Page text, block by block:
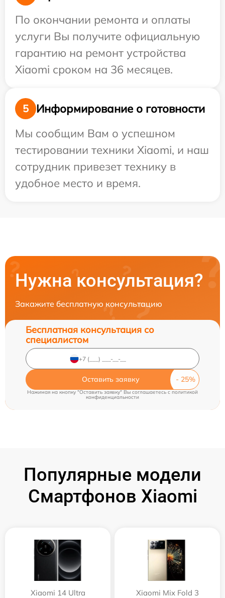
По окончании ремонта и оплаты
услуги Вы получите официальную
гарантию на ремонт устройства
Xiaomi сроком на 36 месяцев.
5
Информирование о готовности
Мы сообщим Вам о успешном
тестировании техники Xiaomi, и наш
сотрудник привезет технику в
удобное место и время.
Нужна консультация?
Закажите бесплатную консультацию
Бесплатная консультация со
специалистом
Оставить заявку
Нажимая на кнопку "Оставить заявку" Вы соглашаетесь cполитикой
конфиденциальности
Популярные модели
Смартфонов Xiaomi
Xiaomi 14 Ultra Xiaomi Mix Fold 3